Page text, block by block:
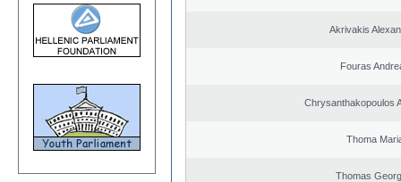
Akrivakis
Fouras
Chrysanthakopoulos
Thoma
Thomas